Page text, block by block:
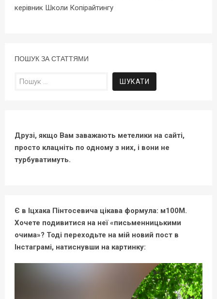
керівник Школи Копірайтингу
ПОШУК ЗА СТАТТЯМИ
Пошук:
Друзі, якщо Вам заважають метелики на сайті,
просто клацніть по одному з них, і вони не
турбуватимуть.
Є в Іцхака Пінтосевича цікава формула: м100М.
Хочете подивитися на неї «письменницькими
очима»? Тоді переходьте на мій новий пост в
Інстаграмі, натиснувши на картинку: